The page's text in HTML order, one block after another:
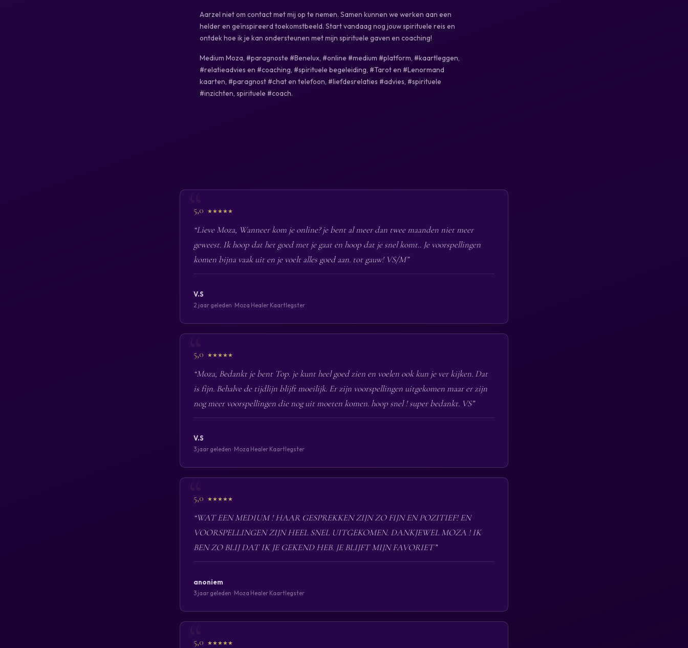
Aarzel niet om contact met mij op te nemen. Samen kunnen we werken aan een
helder en geïnspireerd toekomstbeeld. Start vandaag nog jouw spirituele reis en
ontdek hoe ik je kan ondersteunen met mijn spirituele gaven en coaching!
Medium Moza, #paragnoste #Benelux, #online #medium #platform, #kaartleggen,
#relatieadvies en #coaching, #spirituele begeleiding, #Tarot en #Lenormand
kaarten, #paragnost #chat en telefoon, #liefdesrelaties #advies, #spirituele
#inzichten, spirituele #coach.
5,0 ★★★★★
“Lieve Moza, Wanneer kom je online? je bent al meer dan twee maanden niet meer
geweest. Ik hoop dat het goed met je gaat en hoop dat je snel komt.. Je voorspellingen
komen bijna vaak uit en je voelt alles goed aan. tot gauw! VS/M”
V.S
2 jaar geleden · Moza Healer Kaartlegster
5,0 ★★★★★
“Moza, Bedankt je bent Top. je kunt heel goed zien en voelen ook kun je ver kijken. Dat
is fijn. Behalve de tijdlijn blijft moeilijk. Er zijn voorspellingen uitgekomen maar er zijn
nog meer voorspellingen die nog uit moeten komen. hoop snel ! super bedankt. VS”
V.S
3 jaar geleden · Moza Healer Kaartlegster
5,0 ★★★★★
“WAT EEN MEDIUM ! HAAR GESPREKKEN ZIJN ZO FIJN EN POZITIEF! EN
VOORSPELLINGEN ZIJN HEEL SNEL UITGEKOMEN. DANKJEWEL MOZA ! IK
BEN ZO BLIJ DAT IK JE GEKEND HEB. JE BLIJFT MIJN FAVORIET”
anoniem
3 jaar geleden · Moza Healer Kaartlegster
5,0 ★★★★★